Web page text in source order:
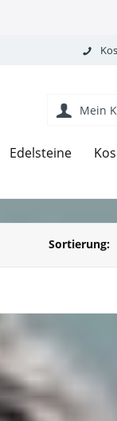
Mein
Edelsteine
Sortierung: